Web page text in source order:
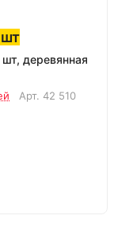
деревянная
Арт. 42 510